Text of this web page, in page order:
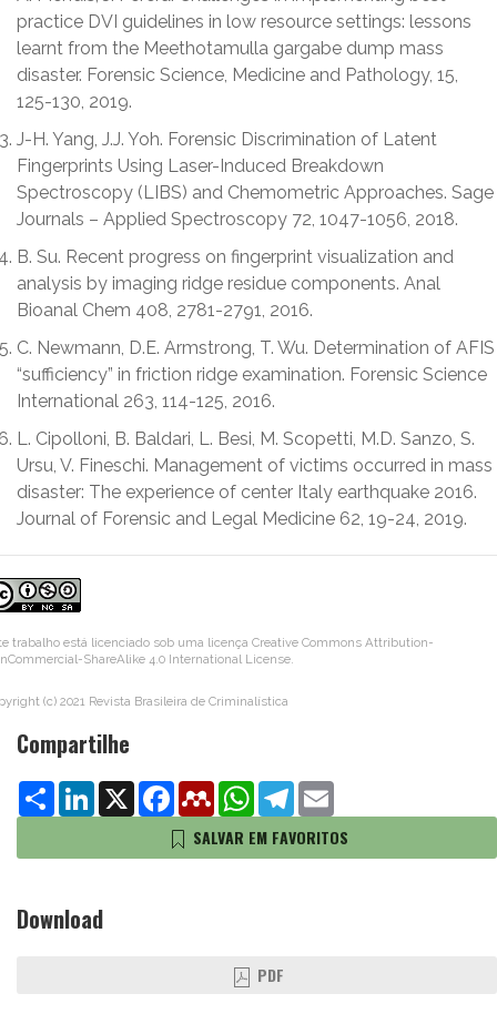
practice DVI guidelines in low resource settings: lessons
learnt from the Meethotamulla gargabe dump mass
disaster. Forensic Science, Medicine and Pathology, 15,
125-130, 2019.
J-H. Yang, J.J. Yoh. Forensic Discrimination of Latent
Fingerprints Using Laser-Induced Breakdown
Spectroscopy (LIBS) and Chemometric Approaches. Sage
Journals – Applied Spectroscopy 72, 1047-1056, 2018.
B. Su. Recent progress on fingerprint visualization and
analysis by imaging ridge residue components. Anal
Bioanal Chem 408, 2781-2791, 2016.
C. Newmann, D.E. Armstrong, T. Wu. Determination of AFIS
“sufficiency” in friction ridge examination. Forensic Science
International 263, 114-125, 2016.
L. Cipolloni, B. Baldari, L. Besi, M. Scopetti, M.D. Sanzo, S.
Ursu, V. Fineschi. Management of victims occurred in mass
disaster: The experience of center Italy earthquake 2016.
Journal of Forensic and Legal Medicine 62, 19-24, 2019.
trabalho está licenciado sob uma licença Creative Commons Attribution-
ShareAlike 4.0 International License.
(c) 2021 Revista Brasileira de Criminalística
Compartilhe
ShareLinkedIn
X FacebookMendeleyWhatsApp
Telegram
SALVAR EM FAVORITOS
Download
PDF